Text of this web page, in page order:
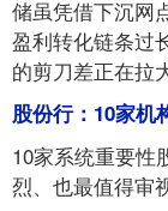
储虽凭借下沉网
盈利转化链条过
的剪刀差正在拉
股份行：10家机
10家系统重要性
烈、也最值得审